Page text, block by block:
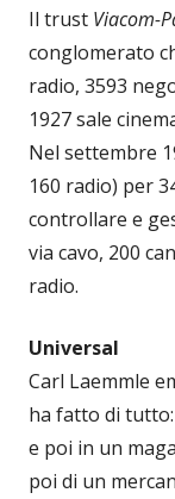
Il trust Viacom-
conglomerato
radio, 3593
1927 sale
Nel settembre
160 radio) per
controllare e
via cavo, 200
radio.
Universal
Carl Laemmle
ha fatto di
e poi in un
poi di un